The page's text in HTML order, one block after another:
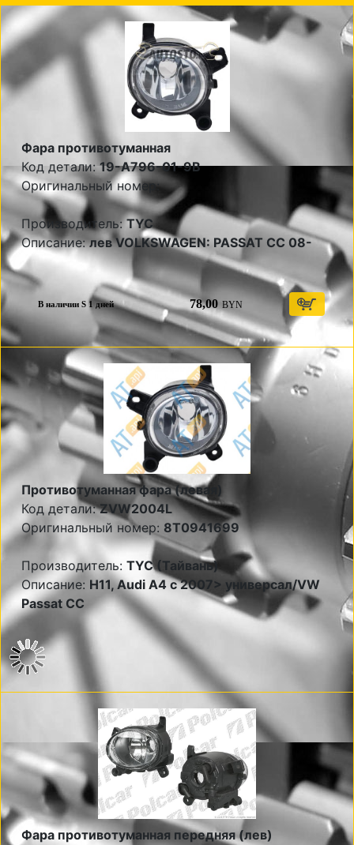
Фара противотуманная
Код детали:19-A796-01-9B
Оригинальный номер:
Производитель:TYC
Описание:лев VOLKSWAGEN: PASSAT CC 08-
В наличии S 1 дней 78,00 BYN
Противотуманная фара (левая)
Код детали:ZVW2004L
Оригинальный номер: 8T0941699
Производитель: TYC (Тайвань)
Описание: Н11, Audi A4 c 2007> универсал/VW
Passat CC
Фара противотуманная передняя (лев)